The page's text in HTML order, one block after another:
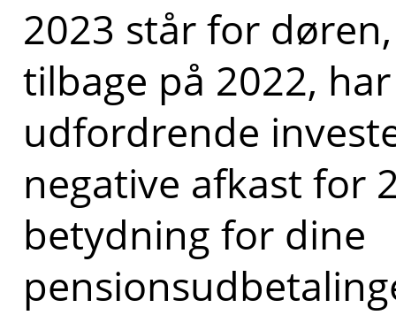
2023 står for
tilbage på 2022,
udfordrende
negative afkast for
betydning for dine